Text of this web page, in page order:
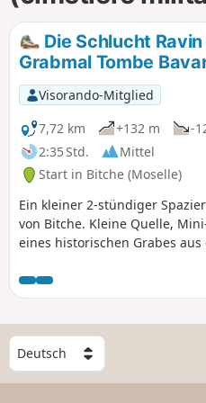
Die Schlucht
Grabmal Tombe
Visorando-Mitglied
7,72 km
+132 m
-
2:35 Std.
Mittel
Start in Bitche (Moselle)
Ein kleiner 2-stündiger
von Bitche. Kleine Quelle,
eines historischen Grabes aus
W
ä
h